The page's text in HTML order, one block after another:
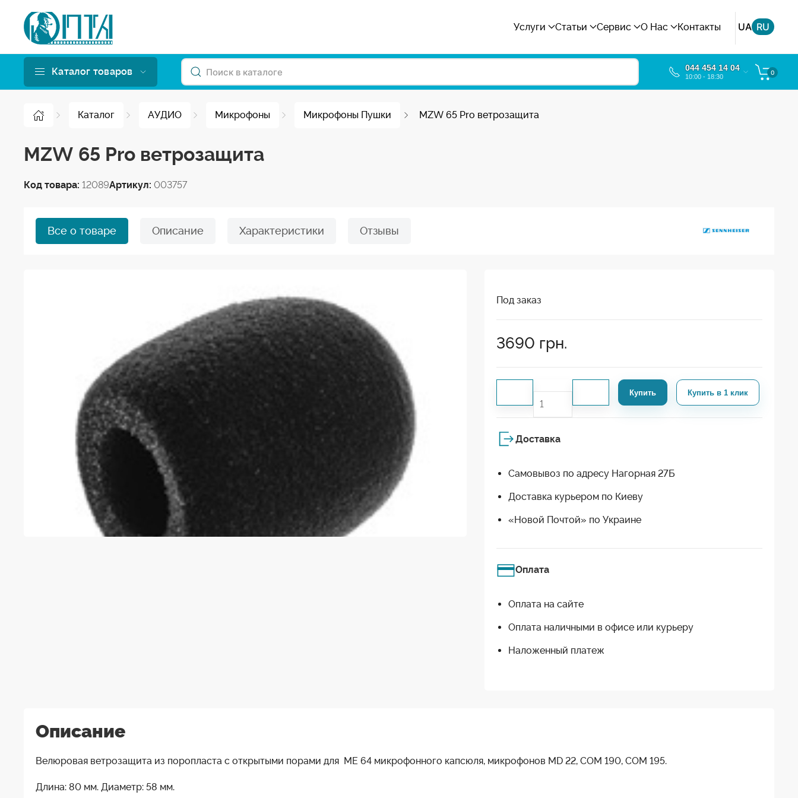
Услуги Статьи Сервис О Нас Контакты UA RU
Каталог товаров 044 454 14 04
10:00 - 18:30
0
Каталог АУДИО Микрофоны Микрофоны Пушки MZW 65 Pro ветрозащита
MZW 65 Pro ветрозащита
Код товара: 12089Артикул: 003757
Все о товаре Описание Характеристики Отзывы
Под заказ
3690 грн.
Купить Купить в 1 клик
Доставка
Самовывоз по адресу Нагорная 27Б
Доставка курьером по Киеву
«Новой Почтой» по Украине
Оплата
Оплата на сайте
Оплата наличными в офисе или курьеру
Наложенный платеж
Описание
Велюровая ветрозащита из поропласта с открытыми порами для ME 64 микрофонного капсюля, микрофонов MD 22, COM 190, COM 195.
Длина: 80 мм. Диаметр: 58 мм.